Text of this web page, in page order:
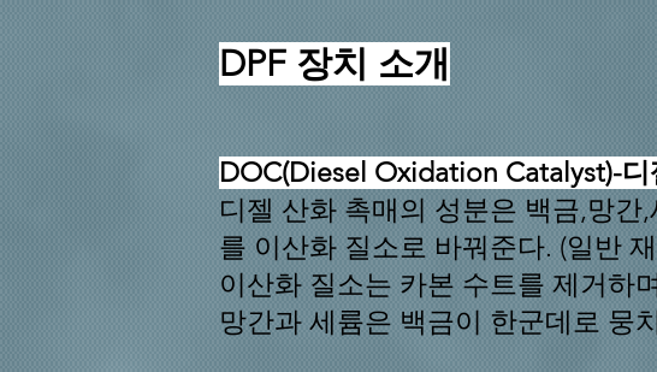
DPF 장치 소개
DOC(Diesel Oxidation Catalyst)-디
디젤 산화 촉매의 성분은 백금,망
를 이산화 질소로 바꿔준다. (일반
이산화 질소는 카본 수트를 제거하
망간과 세륨은 백금이 한군데로 뭉